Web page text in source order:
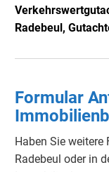
Radebeul,
Formular
Haben Sie
Radebeul oder in